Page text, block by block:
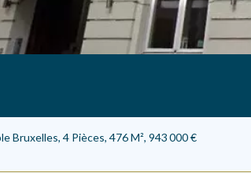
Bruxelles, 4 Pièces, 476 M², 943 000 €